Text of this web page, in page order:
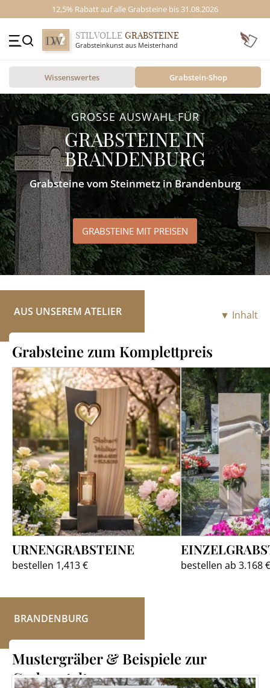
12,5% Rabatt auf alle Grabsteine bis 31.08.2026
Mustergräber & Referenzen
Grabsteine & Preise
Videos
Ratgeber
Kontakt
GRABSTEINE
STILE
MOTIVE
MATERIAL
ÜBER UNS
VIDEOS
RATGEBER
REFERENZEN
STILVOLLE GRABSTEINE
Grabsteinkunst aus Meisterhand
Wissenswertes Grabstein-Shop
GROSSE AUSWAHL FÜR
GRABSTEINEIN
BRANDENBURG
Grabsteine vom Steinmetz in Brandenburg
GRABSTEINE MIT PREISEN
AUS UNSEREM ATELIER
Grabsteine zum Komplettpreis
▼ Inhalt
URNENGRABSTEINE
bestellen 1,413 € bestellen ab 3.168 €
BRANDENBURG
Mustergräber & Beispiele zur
Grabgestaltung